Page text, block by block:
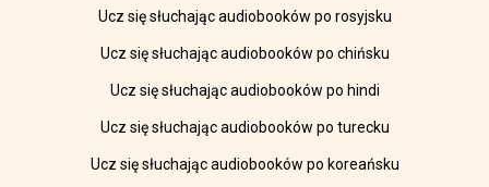
Ucz się słuchając audiobooków po rosyjsku
Ucz się słuchając audiobooków po chińsku
Ucz się słuchając audiobooków po hindi
Ucz się słuchając audiobooków po turecku
Ucz się słuchając audiobooków po koreańsku